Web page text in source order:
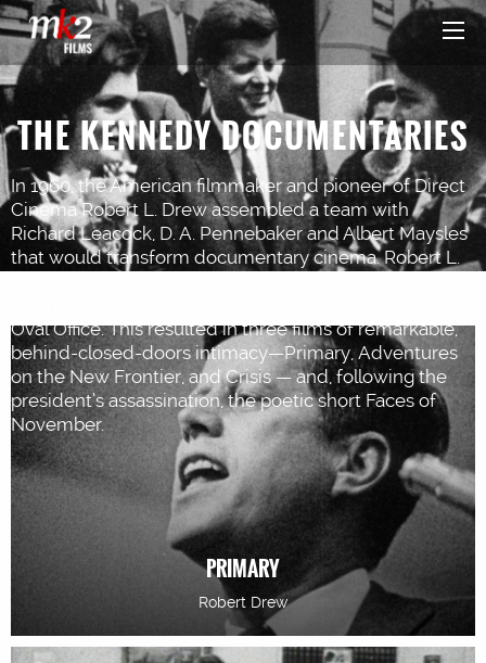
THE KENNEDY DOCUMENTARIES
In 1960, the American filmmaker and pioneer of Direct
Cinema Robert L. Drew assembled a team with
Richard Leacock, D. A. Pennebaker and Albert Maysles
that would transform documentary cinema. Robert L.
Oval Office. This resulted in three films of remarkable,
behind-closed-doors intimacy—Primary, Adventures
on the New Frontier, and Crisis — and, following the
president’s assassination, the poetic short Faces of
November.
PRIMARY
Robert Drew